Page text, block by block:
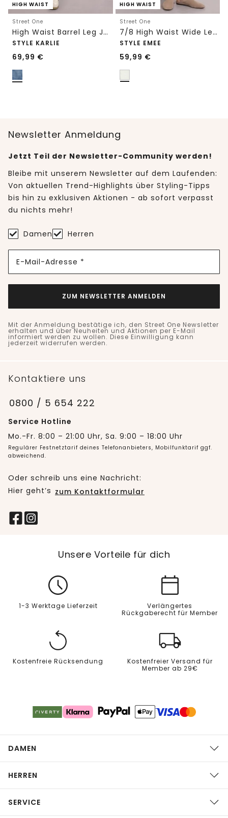
HIGH WAIST
Street One
High Waist Barrel Leg Jeans im Loose Fit
STYLE KARLIE
69,99 €
HIGH WAIST
Street One
7/8 High Waist Wide Leg Jeans im Loose Fit
STYLE EMEE
59,99 €
Newsletter Anmeldung
Jetzt Teil der Newsletter-Community werden!
Bleibe mit unserem Newsletter auf dem Laufenden:
Von aktuellen Trend-Highlights über Styling-Tipps
bis hin zu exklusiven Aktionen - ab sofort verpasst
du nichts mehr!
Damen Herren
E-Mail-Adresse *
ZUM NEWSLETTER ANMELDEN
Mit der Anmeldung bestätige ich, den Street One Newsletter
erhalten und über Neuheiten und Aktionen per E-Mail
informiert werden zu wollen. Diese Einwilligung kann
jederzeit widerrufen werden.
Kontaktiere uns
0800 / 5 654 222
Service Hotline
Mo.-Fr. 8:00 – 21:00 Uhr, Sa. 9:00 – 18:00 Uhr
Regulärer Festnetztarif deines Telefonanbieters, Mobilfunktarif ggf.
abweichend.
Oder schreib uns eine Nachricht:
Hier geht’s zum Kontaktformular
Unsere Vorteile für dich
1-3 Werktage Lieferzeit
Verlängertes
Rückgaberecht für Member
Kostenfreie Rücksendung
Kostenfreier Versand für
Member ab 29€
DAMEN
HERREN
SERVICE